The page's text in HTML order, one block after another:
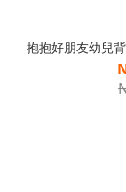
抱抱好朋友幼兒